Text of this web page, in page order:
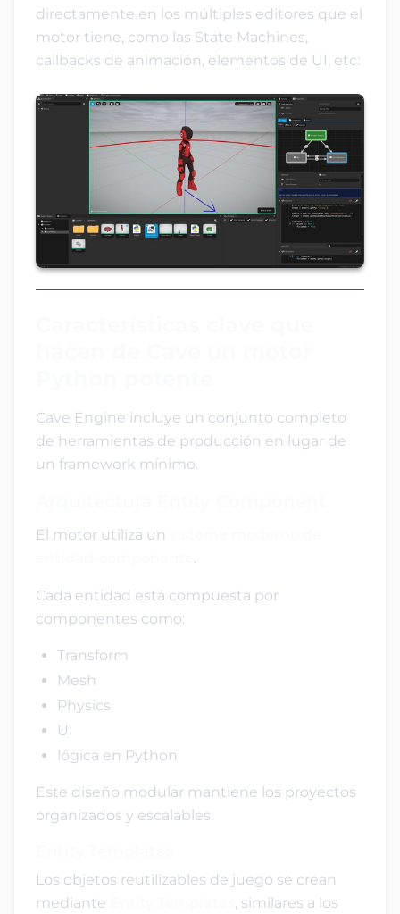
directamente en los múltiples editores que el
motor tiene, como las State Machines,
callbacks de animación, elementos de UI, etc:
Cave Engine incluye un conjunto completo
de herramientas de producción en lugar de
un framework mínimo.
El motor utiliza un
.
Cada entidad está compuesta por
componentes como:
Transform
Mesh
Physics
UI
lógica en Python
Este diseño modular mantiene los proyectos
organizados y escalables.
Los objetos reutilizables de juego se crean
mediante
, similares a los